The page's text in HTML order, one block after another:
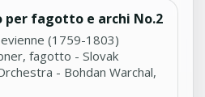
per fagotto e archi No.2
(1759-1803)
fagotto - Slovak
- Bohdan Warchal,